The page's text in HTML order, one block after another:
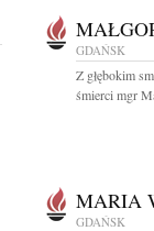
GDAŃSK
Z głębokim
śmierci mgr
MARIA
GDAŃSK